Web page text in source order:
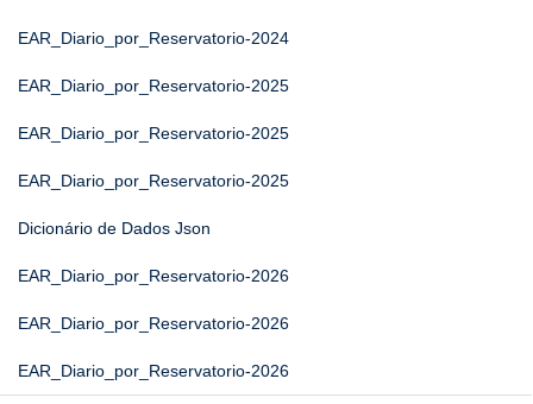
EAR_Diario_por_Reservatorio-2024
EAR_Diario_por_Reservatorio-2025
EAR_Diario_por_Reservatorio-2025
EAR_Diario_por_Reservatorio-2025
Dicionário de Dados Json
EAR_Diario_por_Reservatorio-2026
EAR_Diario_por_Reservatorio-2026
EAR_Diario_por_Reservatorio-2026